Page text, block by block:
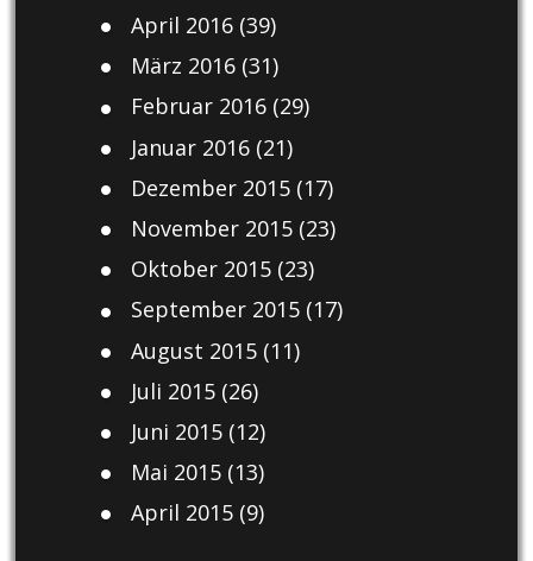
April 2016(39)
März 2016(31)
Februar 2016(29)
Januar 2016(21)
Dezember 2015(17)
November 2015(23)
Oktober 2015(23)
September 2015(17)
August 2015(11)
Juli 2015(26)
Juni 2015(12)
Mai 2015(13)
April 2015(9)